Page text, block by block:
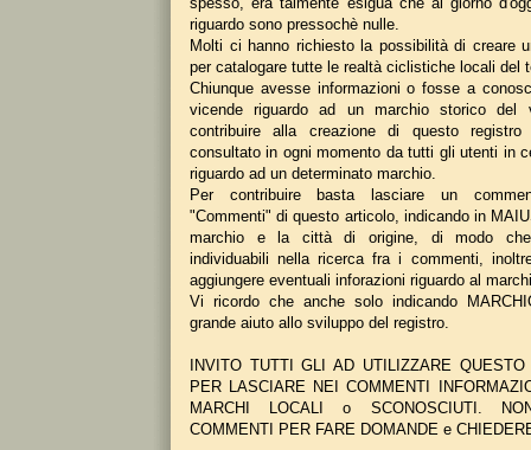
riguardo sono pressochè nulle.
Molti ci hanno richiesto la possibilità di creare
per catalogare tutte le realtà ciclistiche locali del
Chiunque avesse informazioni o fosse a
vicende riguardo ad un marchio storico del
contribuire alla creazione di questo
consultato in ogni momento da tutti gli utenti in
riguardo ad un determinato marchio.
Per contribuire basta lasciare un
"Commenti" di questo articolo, indicando in
marchio e la città di origine, di modo che
individuabili nella ricerca fra i commenti,
aggiungere eventuali inforazioni riguardo al
Vi ricordo che anche solo indicando
grande aiuto allo sviluppo del registro.
INVITO TUTTI GLI AD UTILIZZARE
PER LASCIARE NEI COMMENTI
MARCHI LOCALI o SCONOSCIUTI.
COMMENTI PER FARE DOMANDE e